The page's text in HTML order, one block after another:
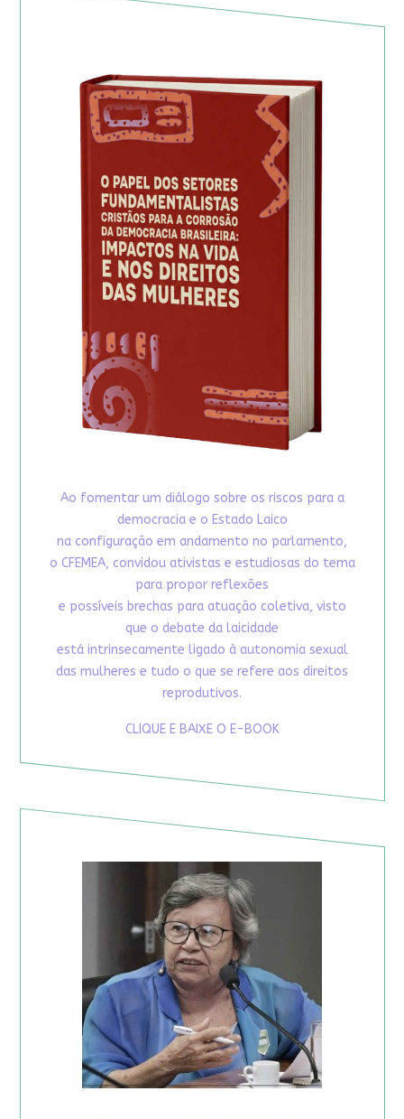
Ao fomentar um diálogo sobre os riscos para a
democracia e o Estado Laico
na configuração em andamento no parlamento,
o CFEMEA, convidou ativistas e estudiosas do tema
para propor reflexões
e possíveis brechas para atuação coletiva, visto
que o debate da laicidade
está intrinsecamente ligado à autonomia sexual
das mulheres e tudo o que se refere aos direitos
reprodutivos.
CLIQUE E BAIXE O E-BOOK